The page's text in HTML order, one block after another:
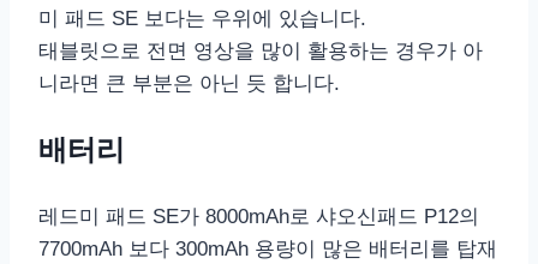
미 패드 SE 보다는 우위에 있습니다.
태블릿으로 전면 영상을 많이 활용하는 경우가 아
니라면 큰 부분은 아닌 듯 합니다.
배터리
레드미 패드 SE가 8000mAh로 샤오신패드 P12의
7700mAh 보다 300mAh 용량이 많은 배터리를 탑재